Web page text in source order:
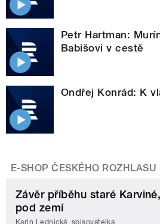
Petr Hartman:
Babišovi v cestě
Ondřej Konrád: K
E-SHOP ČESKÉHO ROZHLASU
Závěr příběhu staré
pod zemí
Karin Lednická, spisovatelka